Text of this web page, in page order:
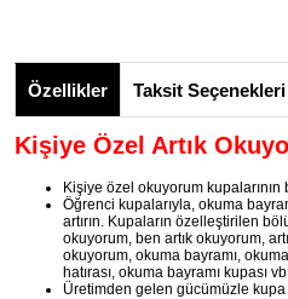
Özellikler Taksit Seçenekleri
Kişiye Özel Artık
Kişiye özel okuyorum kupalarının
Öğrenci kupalarıyla, okuma
artırın. Kupaların özelleştirilen
okuyorum, ben artık okuyorum,
okuyorum, okuma bayramı,
hatırası, okuma bayramı kupası
Üretimden gelen gücümüzle kupa